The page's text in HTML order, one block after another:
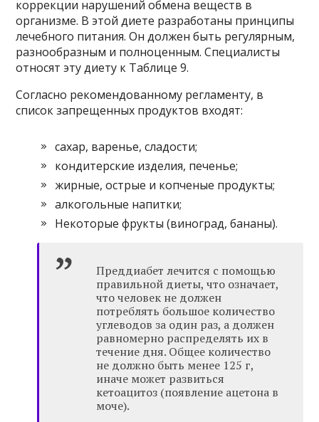
коррекции нарушений обмена веществ в
организме. В этой диете разработаны принципы
лечебного питания. Он должен быть регулярным,
разнообразным и полноценным. Специалисты
относят эту диету к Таблице 9.
Согласно рекомендованному регламенту, в
список запрещенных продуктов входят:
сахар, варенье, сладости;
кондитерские изделия, печенье;
жирные, острые и копченые продукты;
алкогольные напитки;
Некоторые фрукты (виноград, бананы).
Преддиабет лечится с помощью
правильной диеты, что означает,
что человек не должен
потреблять большое количество
углеводов за один раз, а должен
равномерно распределять их в
течение дня. Общее количество
не должно быть менее 125 г,
иначе может развиться
кетоацитоз (появление ацетона в
моче).